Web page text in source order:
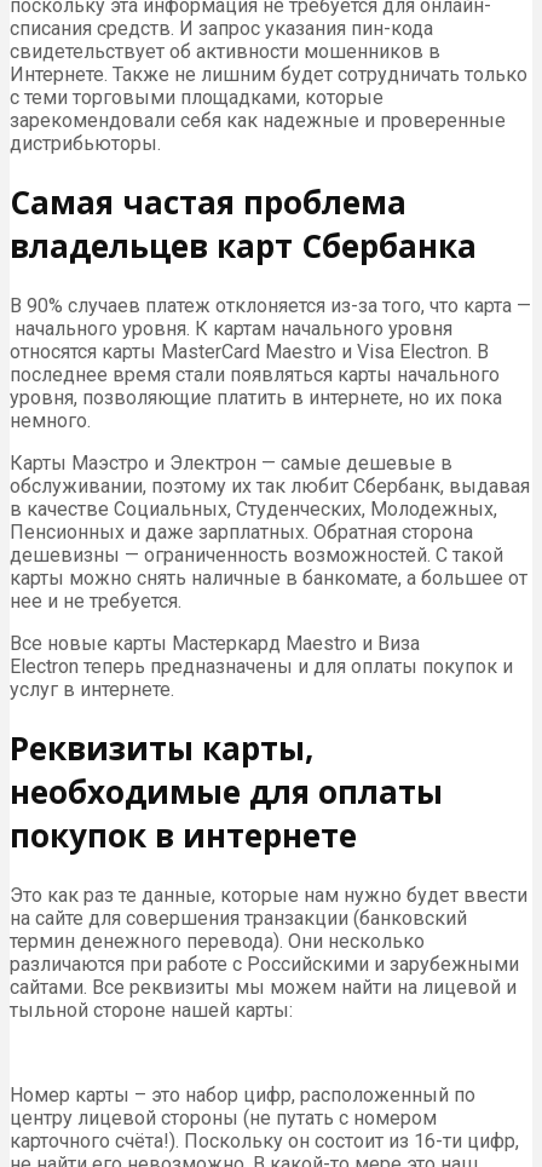
поскольку эта информация не требуется для онлайн-
списания средств. И запрос указания пин-кода
свидетельствует об активности мошенников в
Интернете. Также не лишним будет сотрудничать только
с теми торговыми площадками, которые
зарекомендовали себя как надежные и проверенные
дистрибьюторы.
Самая частая проблема
владельцев карт Сбербанка
В 90% случаев платеж отклоняется из-за того, что карта —
начального уровня. К картам начального уровня
относятся карты MasterCard Maestro и Visa Electron. В
последнее время стали появляться карты начального
уровня, позволяющие платить в интернете, но их пока
немного.
Карты Маэстро и Электрон — самые дешевые в
обслуживании, поэтому их так любит Сбербанк, выдавая
в качестве Социальных, Студенческих, Молодежных,
Пенсионных и даже зарплатных. Обратная сторона
дешевизны — ограниченность возможностей. С такой
карты можно снять наличные в банкомате, а большее от
нее и не требуется.
Все новые карты Мастеркард Maestro и Виза
Electron теперь предназначены и для оплаты покупок и
услуг в интернете.
Реквизиты карты,
необходимые для оплаты
покупок в интернете
Это как раз те данные, которые нам нужно будет ввести
на сайте для совершения транзакции (банковский
термин денежного перевода). Они несколько
различаются при работе с Российскими и зарубежными
сайтами. Все реквизиты мы можем найти на лицевой и
тыльной стороне нашей карты:
Номер карты – это набор цифр, расположенный по
центру лицевой стороны (не путать с номером
карточного счёта!). Поскольку он состоит из 16-ти цифр,